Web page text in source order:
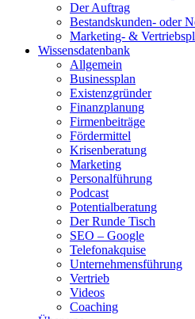
Der Auftrag
Bestandskunden- oder
Marketing- &
Wissensdatenbank
Allgemein
Businessplan
Existenzgründer
Finanzplanung
Firmenbeiträge
Fördermittel
Krisenberatung
Marketing
Personalführung
Podcast
Potentialberatung
Der Runde Tisch
SEO – Google
Telefonakquise
Unternehmensführung
Vertrieb
Videos
Coaching